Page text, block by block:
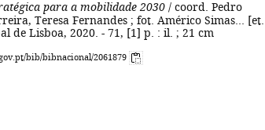
para a mobilidade 2030 / coord. Pedro
Teresa Fernandes ; fot. Américo Simas... [et.
de Lisboa, 2020. - 71, [1] p. : il. ; 21 cm
bib/bibnacional/2061879